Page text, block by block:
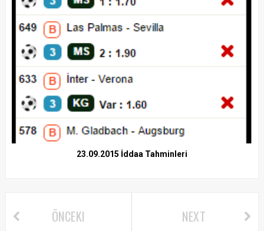
23.09.2015 İddaa Tahminleri
NEXT
ÖNCEKI